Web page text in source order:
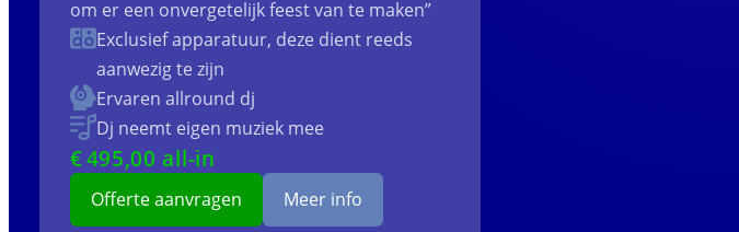
om er een onvergetelijk feest van te maken”
Exclusief apparatuur, deze dient reeds
aanwezig te zijn
Ervaren allround dj
Dj neemt eigen muziek mee
€495,00 all-in
Offerte aanvragen Meer info